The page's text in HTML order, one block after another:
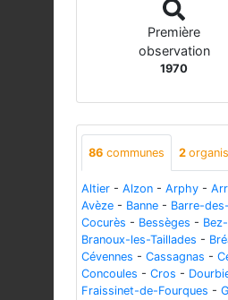
Première
observation
1970
86 communes 2
Altier - Alzon - Arphy -
Avèze - Banne - Barre-
Cocurès - Bessèges -
Branoux-les-Taillades -
Cévennes - Cassagnas -
Concoules - Cros -
Fraissinet-de-Fourques -